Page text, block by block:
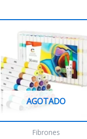
AGOTADO
Fibrones